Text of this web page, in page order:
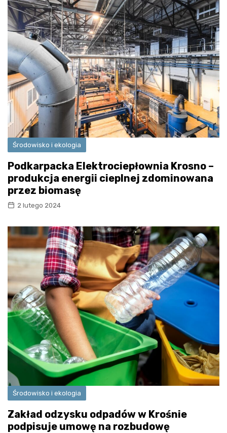
Środowisko i ekologia
Podkarpacka Elektrociepłownia Krosno –
produkcja energii cieplnej zdominowana
przez biomasę
2 lutego 2024
Środowisko i ekologia
Zakład odzysku odpadów w Krośnie
podpisuje umowę na rozbudowę